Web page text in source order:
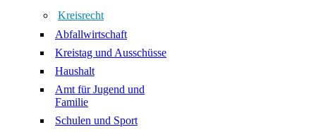
Kreisrecht
Abfallwirtschaft
Kreistag und Ausschüsse
Haushalt
Amt für Jugend und
Familie
Schulen und Sport